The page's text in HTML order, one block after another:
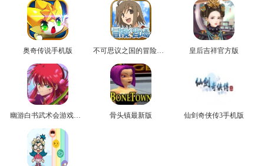
奥奇传说手机版 不可思议之国的冒险官方版 皇后吉祥官方版
幽游白书武术会游戏正版 骨头镇最新版 仙剑奇侠传3手机版